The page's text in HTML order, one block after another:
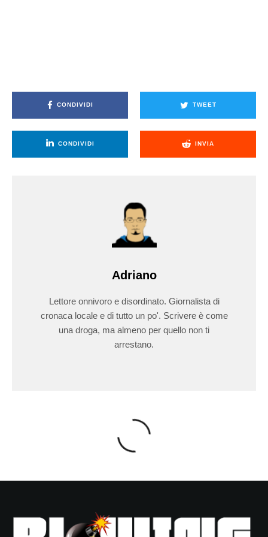
CONDIVIDI TWEET
CONDIVIDI INVIA
Adriano
Lettore onnivoro e disordinato. Giornalista di
cronaca locale e di tutto un po'. Scrivere è come
una droga, ma almeno per quello non ti
arrestano.